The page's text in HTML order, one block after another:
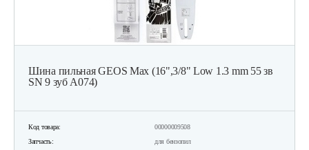
Шина пильная GEOS Max (16",3/8" Low 1.3 mm 55 зв
SN 9 зуб А074)
Код товара:
00000009508
Запчасть:
для бензопил